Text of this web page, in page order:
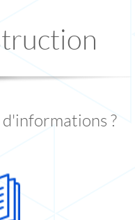
d'informations ?